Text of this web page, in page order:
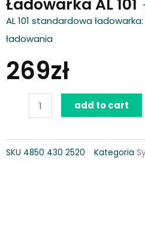
Ładowarka AL 101
AL 101 standardowa
ładowania
269zł
Ładowarka
101
quantity
add to cart
SKU 4850 430 2520 Kategoria